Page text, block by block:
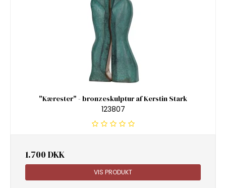
"Kærester" - bronzeskulptur af Kerstin Stark
123807
1.700 DKK
VIS PRODUKT